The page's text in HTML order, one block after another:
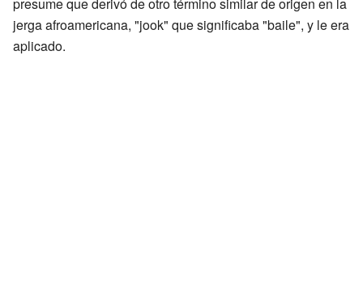
jerga afroamericana, "jook" que significaba "baile", y le era
aplicado.